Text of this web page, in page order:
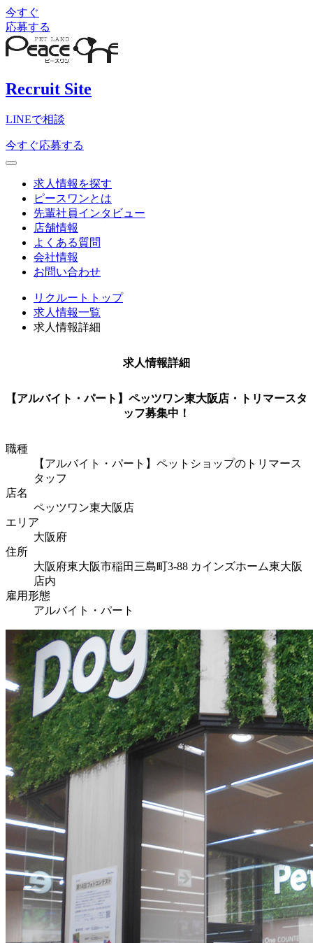
今すぐ
応募する
Recruit Site
LINEで相談
今すぐ応募する
求人情報を探す
ピースワンとは
先輩社員インタビュー
店舗情報
よくある質問
会社情報
お問い合わせ
リクルートトップ
求人情報一覧
求人情報詳細
求人情報詳細
【アルバイト・パート】ペッツワン東大阪店・トリマースタ
ッフ募集中！
職種
【アルバイト・パート】ペットショップのトリマース
タッフ
店名
ペッツワン東大阪店
エリア
大阪府
住所
大阪府東大阪市稲田三島町3-88 カインズホーム東大阪
店内
雇用形態
アルバイト・パート